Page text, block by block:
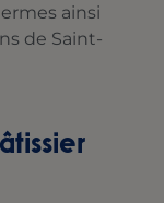
ainsi
de Saint-